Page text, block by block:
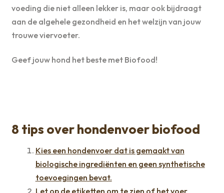
voeding die niet alleen lekker is, maar ook bijdraagt
aan de algehele gezondheid en het welzijn van jouw
trouwe viervoeter.
Geef jouw hond het beste met Biofood!
8 tips over hondenvoer biofood
Kies een hondenvoer dat is gemaakt van
biologische ingrediënten en geen synthetische
toevoegingen bevat.